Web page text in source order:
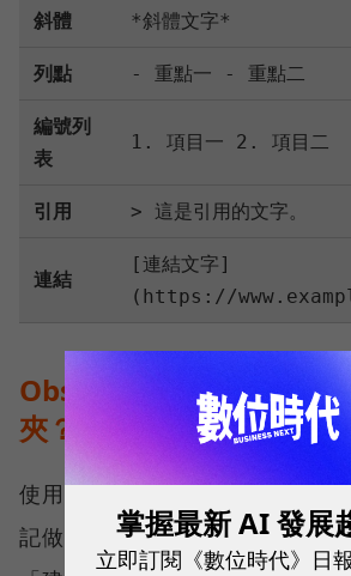
斜體 *斜體文字*
列點 - 重點一 - 重點二
編號列
表
1. 項目一 2. 項目二
引用 > 這是引用的文字。
連結
[連結文字]
(https://
Obsidian教學2：如何建
夾？
使用筆記軟體時，最重要的就是
記做分類，因此這裡我們需要認
掌握最新 AI 發展
立即訂閱《數位時代》日